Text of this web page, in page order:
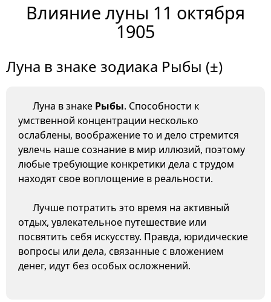
Влияние луны 11 октября
1905
Луна в знаке зодиака Рыбы (±)
Луна в знаке Рыбы. Способности к
умственной концентрации несколько
ослаблены, воображение то и дело стремится
увлечь наше сознание в мир иллюзий, поэтому
любые требующие конкретики дела с трудом
находят свое воплощение в реальности.
Лучше потратить это время на активный
отдых, увлекательное путешествие или
посвятить себя искусству. Правда, юридические
вопросы или дела, связанные с вложением
денег, идут без особых осложнений.